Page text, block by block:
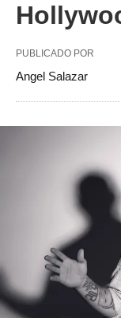
PUBLICADO POR
Angel Salazar